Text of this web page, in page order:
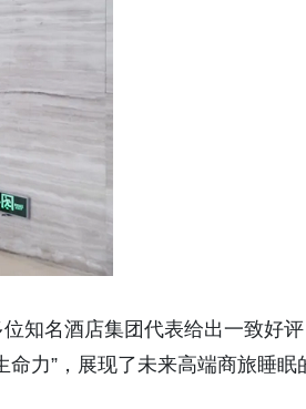
知名酒店集团代表给出一致好评
命力”，展现了未来高端商旅睡眠